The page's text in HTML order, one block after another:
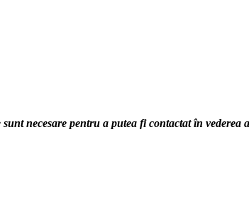
sunt necesare pentru a putea fi contactat în